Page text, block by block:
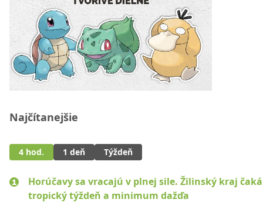
Najčítanejšie
4 hod. 1 deň Týždeň
Horúčavy sa vracajú v plnej sile. Žilinský kraj čaká
tropický týždeň a minimum dažďa